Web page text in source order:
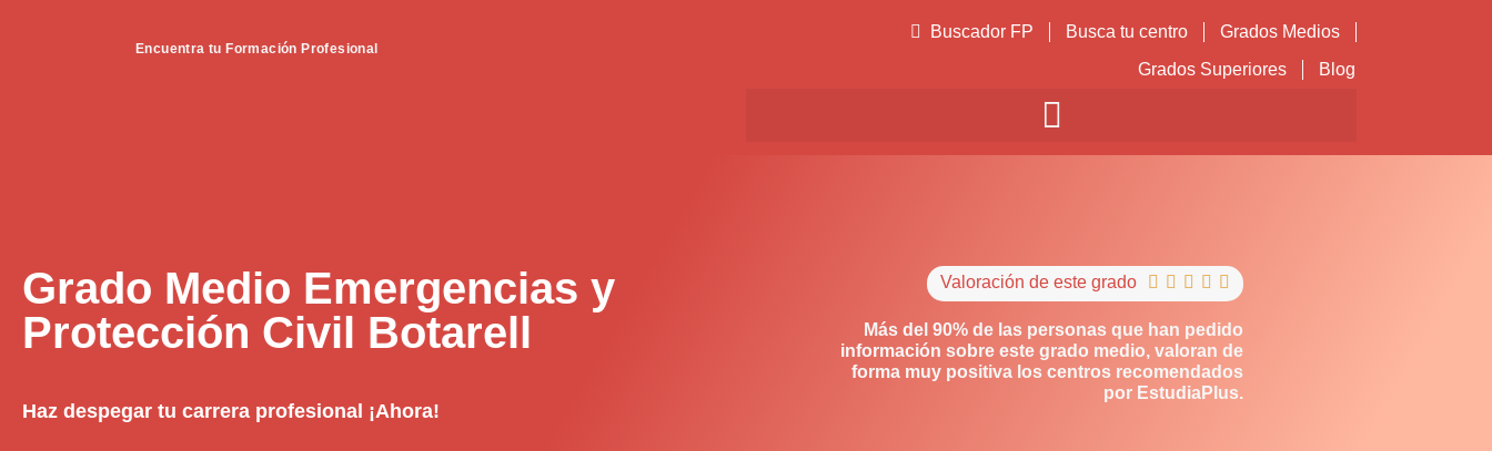
Encuentra tu Formación Profesional
Buscador FP Busca tu centro
Grados Medios
Grados Superiores
Blog
Grado Medio Emergencias y
Protección Civil Botarell
Haz despegar tu carrera profesional ¡Ahora!
Valoración de este grado     
Más del 90% de las personas que han pedido
información sobre este grado medio, valoran de
forma muy positiva los centros recomendados
por EstudiaPlus.